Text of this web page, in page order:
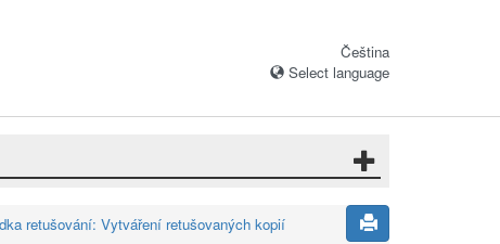
Čeština
Select language
retušování: Vytváření retušovaných kopií